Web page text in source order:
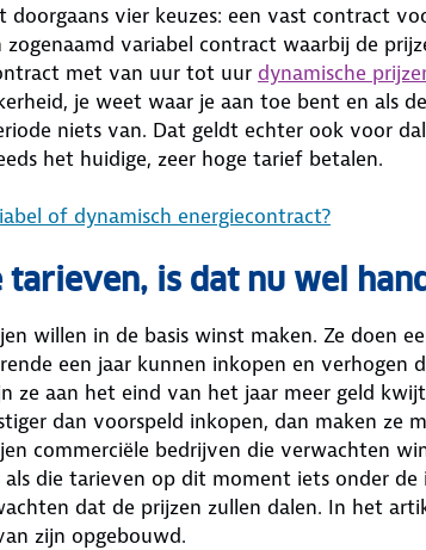
vier keuzes: een vast contract
zogenaamd variabel contract waarbij de
met van uur tot uur dynamische
je weet waar je aan toe bent en als
niets van. Dat geldt echter ook voor
het huidige, zeer hoge tarief betalen.
of dynamisch energiecontract?
tarieven, is dat nu wel
willen in de basis winst maken. Ze doen
een jaar kunnen inkopen en verhogen
ze aan het eind van het jaar meer geld
dan voorspeld inkopen, dan maken ze
commerciële bedrijven die verwachten
als die tarieven op dit moment iets onder
dat de prijzen zullen dalen. In het
zijn opgebouwd.